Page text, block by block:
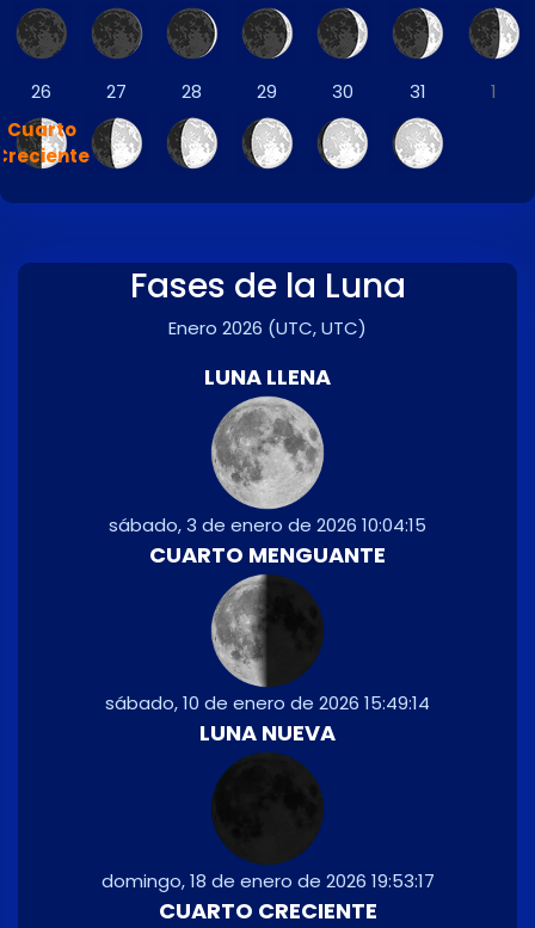
26
Cuarto
27 28 29 30 31 1
Fases de la Luna
Enero 2026 (UTC, UTC)
LUNA LLENA
sábado, 3 de enero de 2026 10:04:15
CUARTO MENGUANTE
sábado, 10 de enero de 2026 15:49:14
LUNA NUEVA
domingo, 18 de enero de 2026 19:53:17
CUARTO CRECIENTE